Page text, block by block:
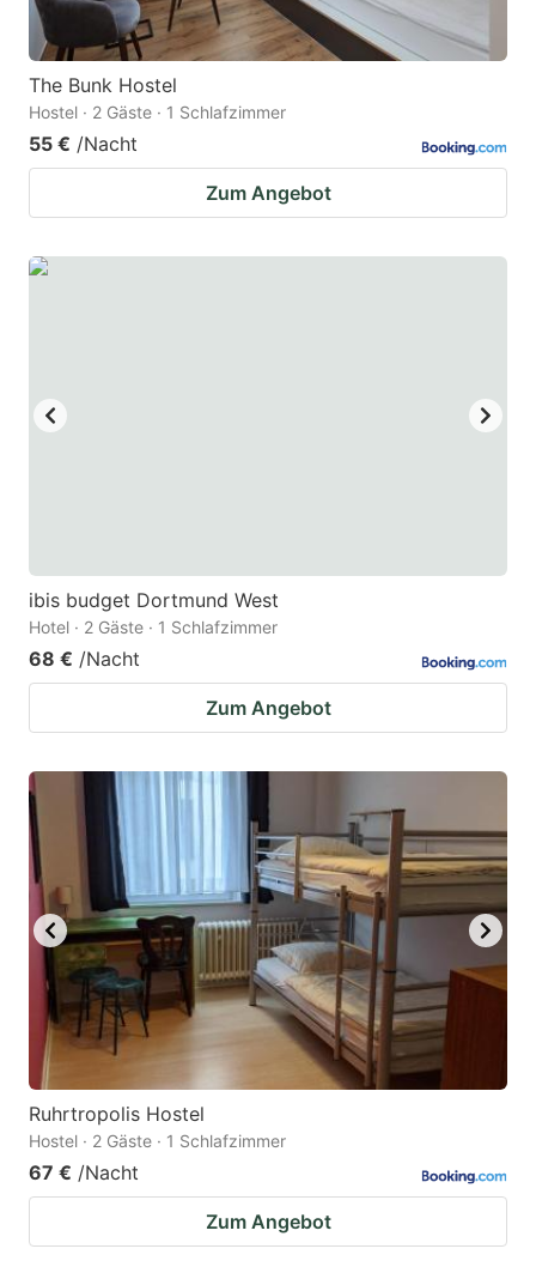
The Bunk Hostel
Hostel · 2 Gäste · 1 Schlafzimmer
55 € /Nacht
Zum Angebot
ibis budget Dortmund West
Hotel · 2 Gäste · 1 Schlafzimmer
68 € /Nacht
Zum Angebot
Ruhrtropolis Hostel
Hostel · 2 Gäste · 1 Schlafzimmer
67 € /Nacht
Zum Angebot